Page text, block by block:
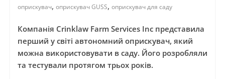
оприскувач, оприскувач GUSS, оприскувач для саду
Компанія Crinklaw Farm Services Inc представила
перший у світі автономний оприскувач, який
можна використовувати в саду. Його розробляли
та тестували протягом трьох років.